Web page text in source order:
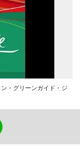
・グリーンガイド・ジ